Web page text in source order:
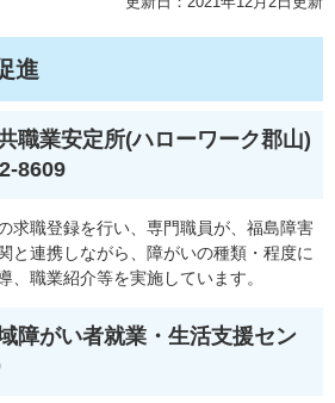
進
職業安定所(ハローワーク郡山)
8609
求職登録を行い、専門職員が、福島障害
と連携しながら、障がいの種類・程度に
、職業紹介等を実施しています。
障がい者就業・生活支援セン